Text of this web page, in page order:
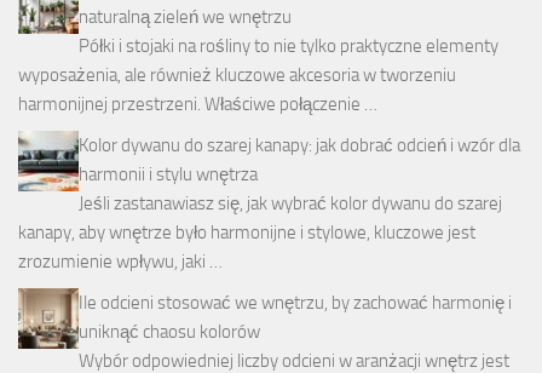
naturalną zieleń we wnętrzu
Półki i stojaki na rośliny to nie tylko praktyczne elementy
wyposażenia, ale również kluczowe akcesoria w tworzeniu
harmonijnej przestrzeni. Właściwe połączenie …
Kolor dywanu do szarej kanapy: jak dobrać odcień i wzór dla
harmonii i stylu wnętrza
Jeśli zastanawiasz się, jak wybrać kolor dywanu do szarej
kanapy, aby wnętrze było harmonijne i stylowe, kluczowe jest
zrozumienie wpływu, jaki …
Ile odcieni stosować we wnętrzu, by zachować harmonię i
uniknąć chaosu kolorów
Wybór odpowiedniej liczby odcieni w aranżacji wnętrz jest